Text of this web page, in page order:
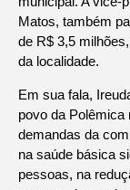
Matos, também
de R$ 3,5
da localidade.
Em sua fala,
povo da
demandas da
na saúde básica
pessoas, na